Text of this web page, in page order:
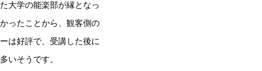
大学の能楽部が縁となっ
ったことから、観客側の
は好評で、受講した後に
いそうです。